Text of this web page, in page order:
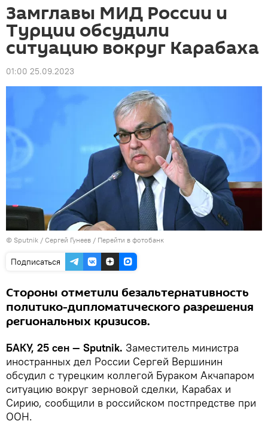
Замглавы МИД России и
Турции обсудили
ситуацию вокруг Карабаха
01:00 25.09.2023
© Sputnik / Сергей Гунеев / Перейти в фотобанк
Подписаться
Стороны отметили безальтернативность
политико-дипломатического разрешения
региональных кризисов.
БАКУ, 25 сен — Sputnik. Заместитель министра
иностранных дел России Сергей Вершинин
обсудил с турецким коллегой Бураком Акчапаром
ситуацию вокруг зерновой сделки, Карабах и
Сирию, сообщили в российском постпредстве при
ООН.